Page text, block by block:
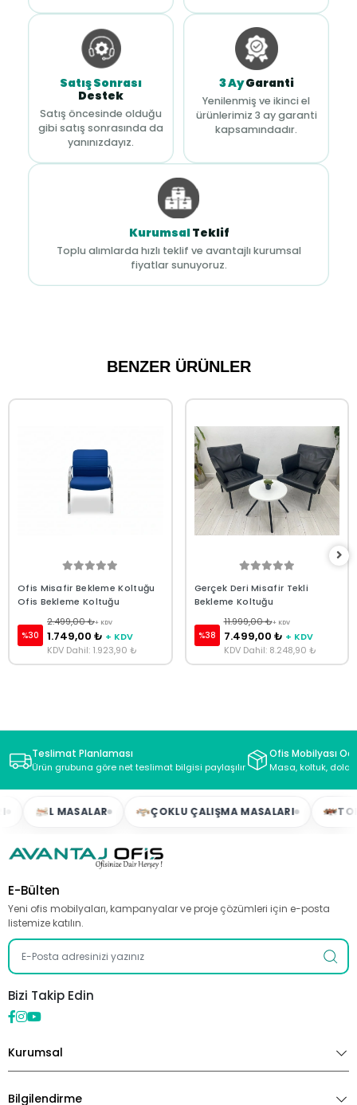
Satış Sonrası
Destek
Satış öncesinde olduğu
gibi satış sonrasında da
yanınızdayız.
3 AyGaranti
Yenilenmiş ve ikinci el
ürünlerimiz 3 ay garanti
kapsamındadır.
KurumsalTeklif
Toplu alımlarda hızlı teklif ve avantajlı kurumsal
fiyatlar sunuyoruz.
BENZER ÜRÜNLER
Ofis Misafir Bekleme Koltuğu
Ofis Bekleme Koltuğu
%30
2.499,00 ₺+ KDV
1.749,00 ₺ + KDV
KDV Dahil: 1.923,90 ₺
Gerçek Deri Misafir Tekli
Bekleme Koltuğu
%38
11.999,00 ₺+ KDV
7.499,00 ₺ + KDV
KDV Dahil: 8.248,90 ₺
Teslimat Planlaması
Ürün grubuna göre net teslimat bilgisi paylaşılır
Ofis Mobilyası
Masa, koltuk,
L MASALAR ÇOKLU ÇALIŞMA MASALARI
E-Bülten
Yeni ofis mobilyaları, kampanyalar ve proje çözümleri için e-posta
listemize katılın.
Bizi Takip Edin
Kurumsal
Bilgilendirme